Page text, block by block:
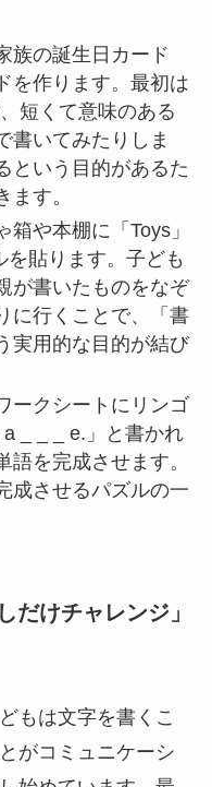
族の誕生日カード
を作ります。最初は
短くて意味のある
書いてみたりしま
という目的があるた
す。
箱や本棚に「Toys」
を貼ります。子ども
が書いたものをなぞ
に行くことで、「書
実用的な目的が結び
ークシートにリンゴ
_ _ _ e.」と書かれ
を完成させます。
成させるパズルの一
だけチャレンジ」
もは文字を書くこ
がコミュニケーシ